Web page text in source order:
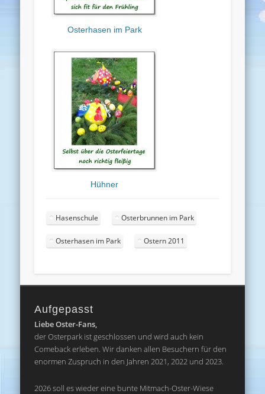
Osterhasen im Park
Hühner
Hasenschule Osterbrunnen im Park
Osterhasen im Park Ostern 2011
Aufgepasst
Liebe Oster-Fans,
der Osterpark ist geschlossen und wird auch kein
Comeback erleben. Wir danken allen Besuchern für den
enormen Zuspruch in den Jahren 2021, 2022 und 2023.
2026 soll es wieder eine bunte Mitmach-Oster-Wiese